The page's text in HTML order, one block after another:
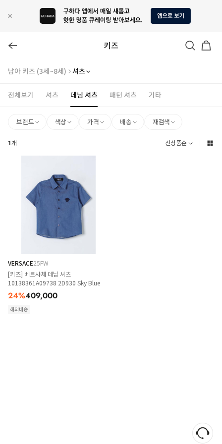
키즈
남아 키즈 (3세~8세) 셔츠
전체보기 셔츠 데님 셔츠 패턴 셔츠 기타
브랜드 색상 가격 배송 재검색
1개 신상품순
VERSACE25FW
[키즈] 베르사체 데님 셔츠
10138361A09738 2D930 Sky Blue
24%409,000
해외배송